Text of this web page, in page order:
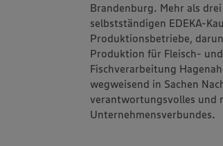
Brandenburg. Mehr als
selbstständigen EDEKA-
Produktionsbetriebe,
Produktion für Fleisch-
Fischverarbeitung Hagenah
wegweisend in Sachen
verantwortungsvolles und
Unternehmensverbundes.